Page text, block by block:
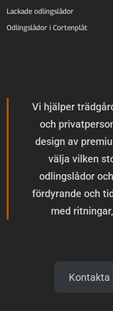
Lackade odlingslådor
Odlingslådor i Cortenplåt
Vi hjälper
och
design av
välja vilken
odlingslådor
fördyrande och
med
Kontakta